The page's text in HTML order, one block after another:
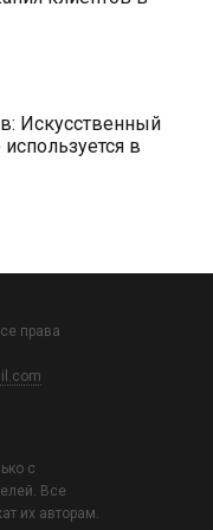
Искусственный
в
права
с
Все
их авторам.